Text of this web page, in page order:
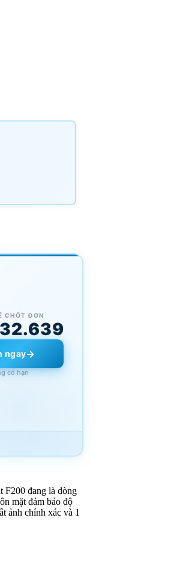
CHỐT ĐƠN
ngay→
có hạn
F200 đang là dòng
mặt đảm bảo độ
ảnh chính xác và 1